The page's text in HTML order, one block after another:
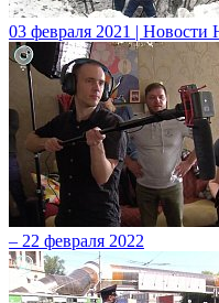
03 февраля 2021 | Новости
– 22 февраля 2022